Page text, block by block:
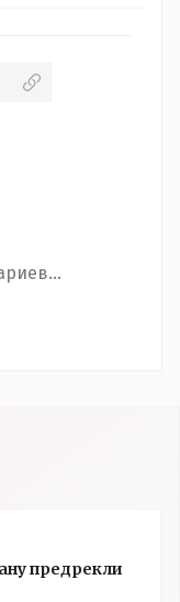
предрекли